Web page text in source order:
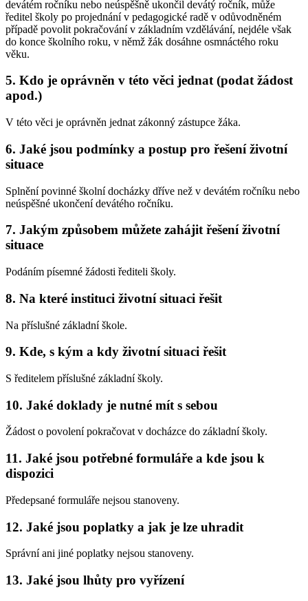
devátém ročníku nebo neúspěšně ukončil devátý ročník, může
ředitel školy po projednání v pedagogické radě v odůvodněném
případě povolit pokračování v základním vzdělávání, nejdéle však
do konce školního roku, v němž žák dosáhne osmnáctého roku
věku.
5. Kdo je oprávněn v této věci jednat (podat žádost
apod.)
V této věci je oprávněn jednat zákonný zástupce žáka.
6. Jaké jsou podmínky a postup pro řešení životní
situace
Splnění povinné školní docházky dříve než v devátém ročníku nebo
neúspěšné ukončení devátého ročníku.
7. Jakým způsobem můžete zahájit řešení životní
situace
Podáním písemné žádosti řediteli školy.
8. Na které instituci životní situaci řešit
Na příslušné základní škole.
9. Kde, s kým a kdy životní situaci řešit
S ředitelem příslušné základní školy.
10. Jaké doklady je nutné mít s sebou
Žádost o povolení pokračovat v docházce do základní školy.
11. Jaké jsou potřebné formuláře a kde jsou k
dispozici
Předepsané formuláře nejsou stanoveny.
12. Jaké jsou poplatky a jak je lze uhradit
Správní ani jiné poplatky nejsou stanoveny.
13. Jaké jsou lhůty pro vyřízení